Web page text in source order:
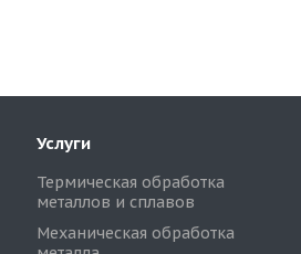
Услуги
Термическая обработка
металлов и сплавов
Механическая обработка